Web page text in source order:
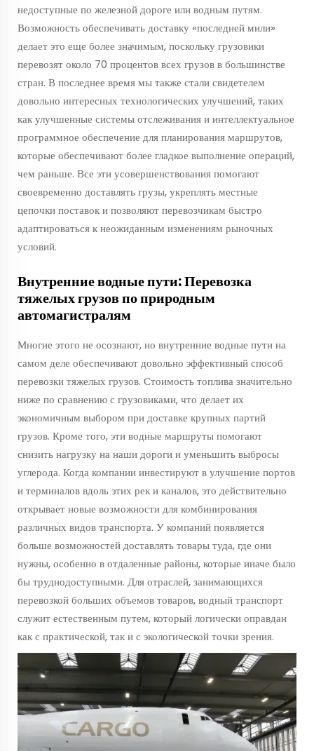
недоступные по железной дороге или водным путям.
Возможность обеспечивать доставку «последней мили»
делает это еще более значимым, поскольку грузовики
перевозят около 70 процентов всех грузов в большинстве
стран. В последнее время мы также стали свидетелем
довольно интересных технологических улучшений, таких
как улучшенные системы отслеживания и интеллектуальное
программное обеспечение для планирования маршрутов,
которые обеспечивают более гладкое выполнение операций,
чем раньше. Все эти усовершенствования помогают
своевременно доставлять грузы, укреплять местные
цепочки поставок и позволяют перевозчикам быстро
адаптироваться к неожиданным изменениям рыночных
условий.
Внутренние водные пути: Перевозка
тяжелых грузов по природным
автомагистралям
Многие этого не осознают, но внутренние водные пути на
самом деле обеспечивают довольно эффективный способ
перевозки тяжелых грузов. Стоимость топлива значительно
ниже по сравнению с грузовиками, что делает их
экономичным выбором при доставке крупных партий
грузов. Кроме того, эти водные маршруты помогают
снизить нагрузку на наши дороги и уменьшить выбросы
углерода. Когда компании инвестируют в улучшение портов
и терминалов вдоль этих рек и каналов, это действительно
открывает новые возможности для комбинирования
различных видов транспорта. У компаний появляется
больше возможностей доставлять товары туда, где они
нужны, особенно в отдаленные районы, которые иначе было
бы труднодоступными. Для отраслей, занимающихся
перевозкой больших объемов товаров, водный транспорт
служит естественным путем, который логически оправдан
как с практической, так и с экологической точки зрения.